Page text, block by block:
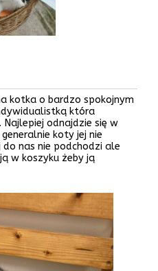
kotka o bardzo spokojnym
która
Najlepiej odnajdzie się w
koty jej nie
nas nie podchodzi ale
w koszyku żeby ją